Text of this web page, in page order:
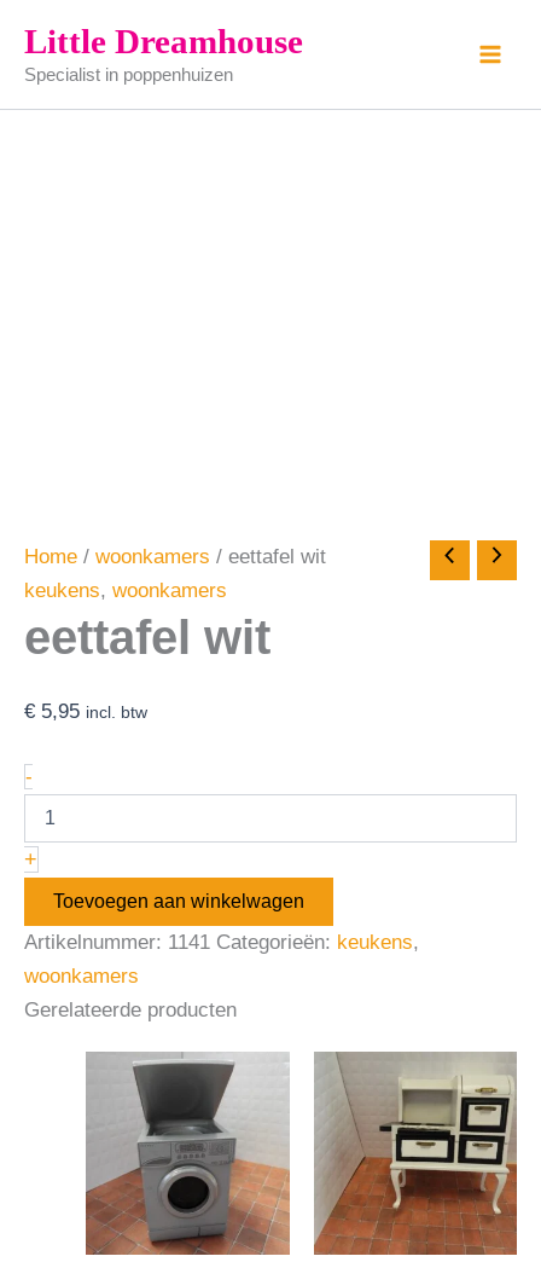
naar
inhoud
Little Dreamhouse
Specialist in poppenhuizen
Home / woonkamers / eettafel wit
keukens, woonkamers
eettafel wit
€ 5,95 incl. btw
-
wit
aantal
+
Toevoegen aan winkelwagen
Artikelnummer: 1141 Categorieën: keukens,
woonkamers
Gerelateerde producten